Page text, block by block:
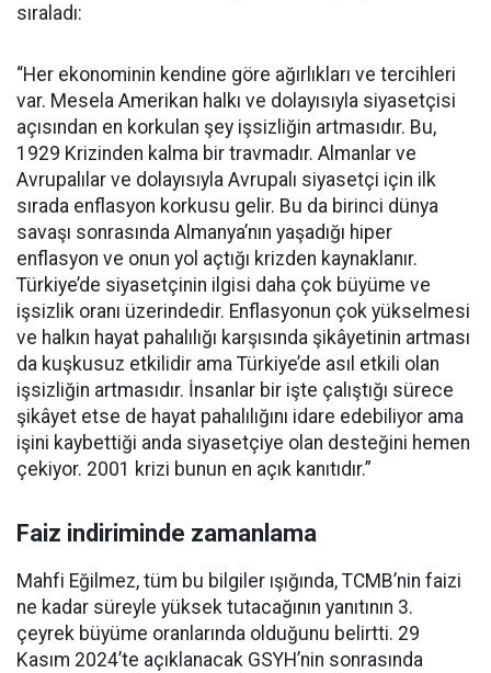
sıraladı:
“Her ekonominin kendine göre ağırlıkları ve tercihleri
var. Mesela Amerikan halkı ve dolayısıyla siyasetçisi
açısından en korkulan şey işsizliğin artmasıdır. Bu,
1929 Krizinden kalma bir travmadır. Almanlar ve
Avrupalılar ve dolayısıyla Avrupalı siyasetçi için ilk
sırada enflasyon korkusu gelir. Bu da birinci dünya
savaşı sonrasında Almanya’nın yaşadığı hiper
enflasyon ve onun yol açtığı krizden kaynaklanır.
Türkiye’de siyasetçinin ilgisi daha çok büyüme ve
işsizlik oranı üzerindedir. Enflasyonun çok yükselmesi
ve halkın hayat pahalılığı karşısında şikâyetinin artması
da kuşkusuz etkilidir ama Türkiye’de asıl etkili olan
işsizliğin artmasıdır. İnsanlar bir işte çalıştığı sürece
şikâyet etse de hayat pahalılığını idare edebiliyor ama
işini kaybettiği anda siyasetçiye olan desteğini hemen
çekiyor. 2001 krizi bunun en açık kanıtıdır.”
Faiz indiriminde zamanlama
Mahfi Eğilmez, tüm bu bilgiler ışığında, TCMB’nin faizi
ne kadar süreyle yüksek tutacağının yanıtının 3.
çeyrek büyüme oranlarında olduğunu belirtti. 29
Kasım 2024’te açıklanacak GSYH’nin sonrasında